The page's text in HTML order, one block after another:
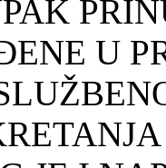
U